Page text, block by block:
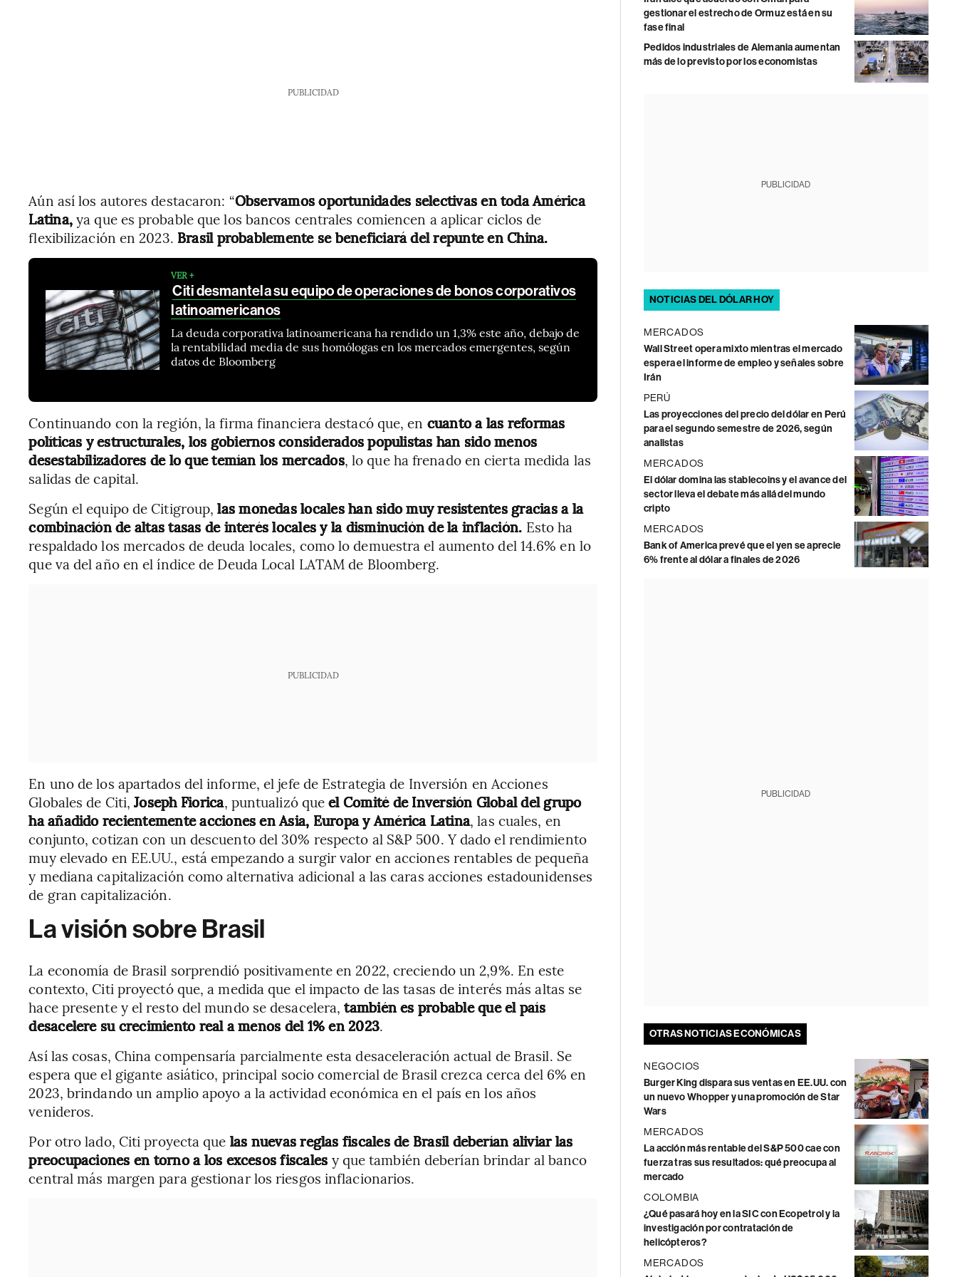
PUBLICIDAD
Aún así los autores destacaron: “Observamos oportunidades selectivas en toda América
Latina,ya que es probable que los bancos centrales comiencen a aplicar ciclos de
flexibilización en 2023. Brasil probablemente se beneficiará del repunte en China.
VER +
Citi desmantela su equipo de operaciones de bonos corporativos
latinoamericanos
La deuda corporativa latinoamericana ha rendido un 1,3% este año, debajo de
la rentabilidad media de sus homólogas en los mercados emergentes, según
datos de Bloomberg
Continuando con la región, la firma financiera destacó que, en cuanto a las reformas
políticas y estructurales, los gobiernos considerados populistas han sido menos
desestabilizadores de lo que temían los mercados, lo que ha frenado en cierta medida las
salidas de capital.
Según el equipo de Citigroup,las monedas locales han sido muy resistentes gracias a la
combinación de altas tasas de interés locales y la disminución de la inflación. Esto ha
respaldado los mercados de deuda locales, como lo demuestra el aumento del 14.6% en lo
que va del año en el índice de Deuda Local LATAM de Bloomberg.
PUBLICIDAD
En uno de los apartados del informe, el jefe de Estrategia de Inversión en Acciones
Globales de Citi,Joseph Fiorica, puntualizó queel Comité de Inversión Global del grupo
ha añadido recientemente acciones en Asia, Europa y América Latina, las cuales, en
conjunto, cotizan con un descuento del 30% respecto al S&P 500. Y dado el rendimiento
muy elevado en EE.UU., está empezando a surgir valor en acciones rentables de pequeña
y mediana capitalización como alternativa adicional a las caras acciones estadounidenses
de gran capitalización.
La visión sobre Brasil
La economía de Brasil sorprendió positivamente en 2022, creciendo un 2,9%. En este
contexto, Citi proyectó que, a medida que el impacto de las tasas de interés más altas se
hace presente y el resto del mundo se desacelera,también es probable que el país
desacelere su crecimiento real a menos del 1% en 2023.
Así las cosas, China compensaría parcialmente esta desaceleración actual de Brasil. Se
espera que el gigante asiático, principal socio comercial de Brasil crezca cerca del 6% en
2023, brindando un amplio apoyo a la actividad económica en el país en los años
venideros.
Por otro lado, Citi proyecta que las nuevas reglas fiscales de Brasil deberían aliviar las
preocupaciones en torno a los excesos fiscales y que también deberían brindar al banco
central más margen para gestionar los riesgos inflacionarios.
gestionar el estrecho de Ormuz está en su
fase final
Pedidos industriales de Alemania aumentan
más de lo previsto por los economistas
PUBLICIDAD
NOTICIAS DEL DÓLAR HOY
MERCADOS
Wall Street opera mixto mientras el mercado
espera el informe de empleo y señales sobre
Irán
PERÚ
Las proyecciones del precio del dólar en Perú
para el segundo semestre de 2026, según
analistas
MERCADOS
El dólar domina las stablecoins y el avance del
sector lleva el debate más allá del mundo
cripto
MERCADOS
Bank of America prevé que el yen se aprecie
6% frente al dólar a finales de 2026
PUBLICIDAD
OTRAS NOTICIAS ECONÓMICAS
NEGOCIOS
Burger King dispara sus ventas en EE.UU. con
un nuevo Whopper y una promoción de Star
Wars
MERCADOS
La acción más rentable del S&P 500 cae con
fuerza tras sus resultados: qué preocupa al
mercado
COLOMBIA
¿Qué pasará hoy en la SIC con Ecopetrol y la
investigación por contratación de
helicópteros?
MERCADOS